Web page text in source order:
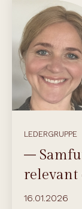
LEDERGRUPPE
–
relevant
16.01.2026